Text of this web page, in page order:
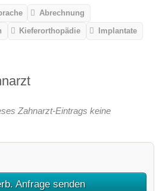
Abrechnung
Kieferorthopädie
Implantate
Zahnarzt-Eintrags keine
Anfrage senden